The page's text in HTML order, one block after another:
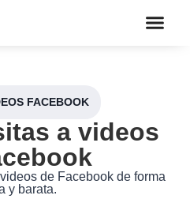
FACEBOOK
a videos
de Facebook de forma
y barata.